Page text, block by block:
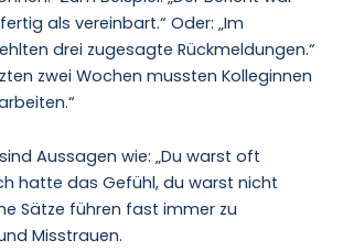
als vereinbart.“ Oder: „Im
drei zugesagte Rückmeldungen.“
zwei Wochen mussten Kolleginnen
Aussagen wie: „Du warst oft
hatte das Gefühl, du warst nicht
Sätze führen fast immer zu
Misstrauen.